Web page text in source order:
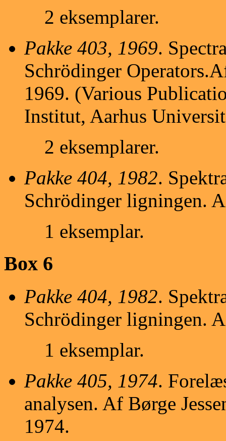
2 eksemplarer.
Pakke 403, 1969.
Schrödinger
1969. (Various
Institut, Aarhus
2 eksemplarer.
Pakke 404, 1982.
Schrödinger ligningen.
1 eksemplar.
Box 6
Pakke 404, 1982.
Schrödinger ligningen.
1 eksemplar.
Pakke 405, 1974.
analysen. Af Børge
1974.